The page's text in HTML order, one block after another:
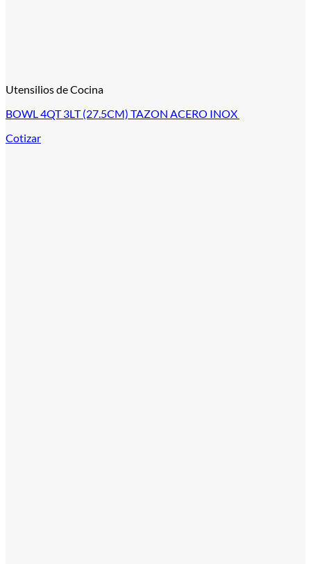
Utensilios de Cocina
BOWL 4QT 3LT (27.5CM) TAZON ACERO INOX
Cotizar